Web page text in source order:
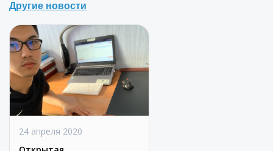
Другие новости
24 апреля 2020